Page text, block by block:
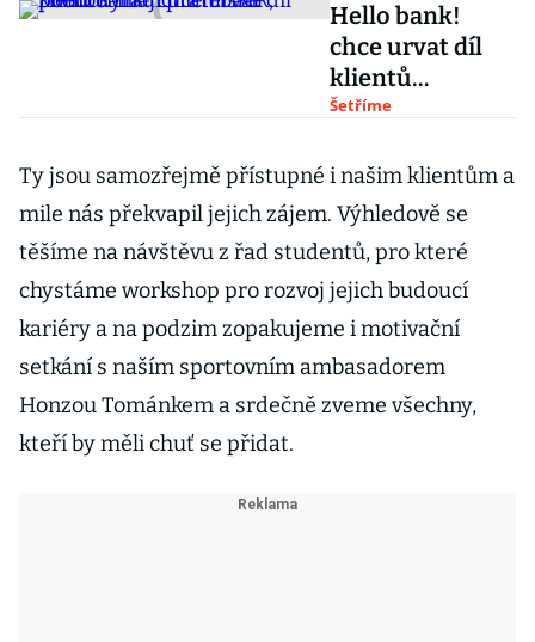
Hello bank!
chce urvat díl
klientů
tradičních bank,
přátelské
pobočky
Šetříme
Ty jsou samozřejmě přístupné i našim klientům a
mile nás překvapil jejich zájem. Výhledově se
těšíme na návštěvu z řad studentů, pro které
chystáme workshop pro rozvoj jejich budoucí
kariéry a na podzim zopakujeme i motivační
setkání s naším sportovním ambasadorem
Honzou Tománkem a srdečně zveme všechny,
kteří by měli chuť se přidat.